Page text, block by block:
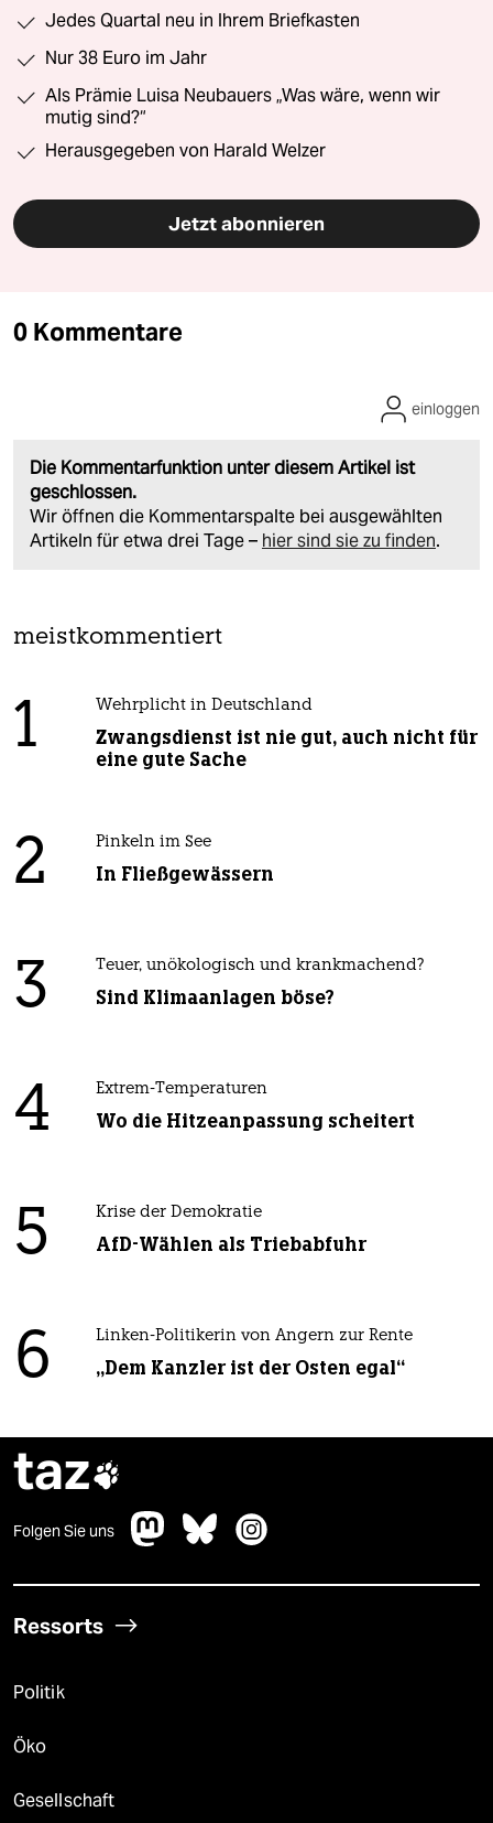
Jedes Quartal neu in Ihrem Briefkasten
Nur 38 Euro im Jahr
Als Prämie Luisa Neubauers „Was wäre, wenn wir
mutig sind?“
Herausgegeben von Harald Welzer
Jetzt abonnieren
0 Kommentare
Die Kommentarfunktion unter diesem Artikel ist
geschlossen.
Wir öffnen die Kommentarspalte bei ausgewählten
Artikeln für etwa drei Tage – hier sind sie zu finden.
einloggen
meistkommentiert
1 Wehrplicht in Deutschland
Zwangsdienst ist nie gut, auch nicht für
eine gute Sache
2 Pinkeln im See
In Fließgewässern
3 Teuer, unökologisch und krankmachend?
Sind Klimaanlagen böse?
4 Extrem-Temperaturen
Wo die Hitzeanpassung scheitert
5 Krise der Demokratie
AfD-Wählen als Triebabfuhr
6 Linken-Politikerin von Angern zur Rente
„Dem Kanzler ist der Osten egal“
taz
Folgen Sie uns
Ressorts
Politik
Öko
Gesellschaft